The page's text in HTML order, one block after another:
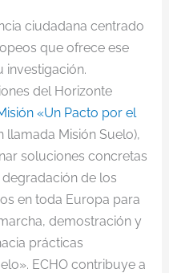
ciudadana centrado
que ofrece ese
investigación.
del Horizonte
«Un Pacto por el
llamada Misión Suelo),
soluciones concretas
de los
en toda Europa para
demostración y
prácticas
ECHO contribuye a